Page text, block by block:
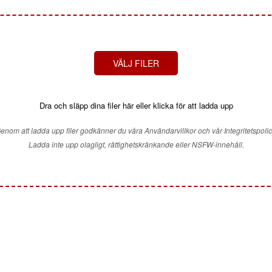
VÄLJ FILER
Dra och släpp dina filer här eller klicka för att ladda upp
att ladda upp filer godkänner du våra Användarvillkor och vår
Ladda inte upp olagligt, rättighetskränkande eller NSFW-innehåll.